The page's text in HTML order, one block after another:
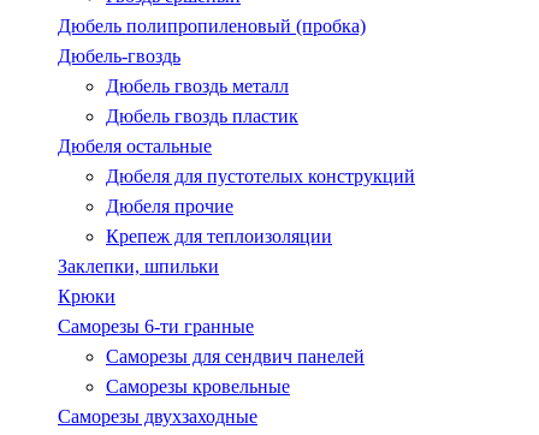
Дюбель полипропиленовый (пробка)
Дюбель-гвоздь
Дюбель гвоздь металл
Дюбель гвоздь пластик
Дюбеля остальные
Дюбеля для пустотелых конструкций
Дюбеля прочие
Крепеж для теплоизоляции
Заклепки, шпильки
Крюки
Саморезы 6-ти гранные
Саморезы для сендвич панелей
Саморезы кровельные
Саморезы двухзаходные